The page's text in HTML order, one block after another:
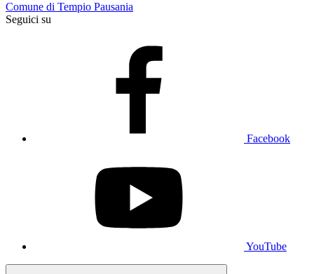
Comune di Tempio Pausania
Seguici su
Facebook
YouTube